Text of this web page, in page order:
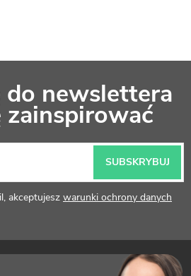
do newslettera
zainspirować
akceptujesz warunki ochrony danych
SUBSKRYBUJ